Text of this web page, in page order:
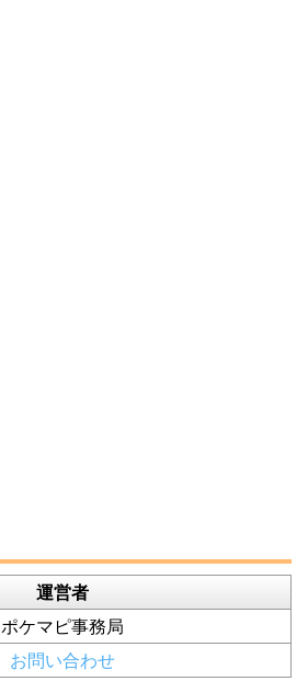
運営者
ポケマピ事務局
お問い合わせ